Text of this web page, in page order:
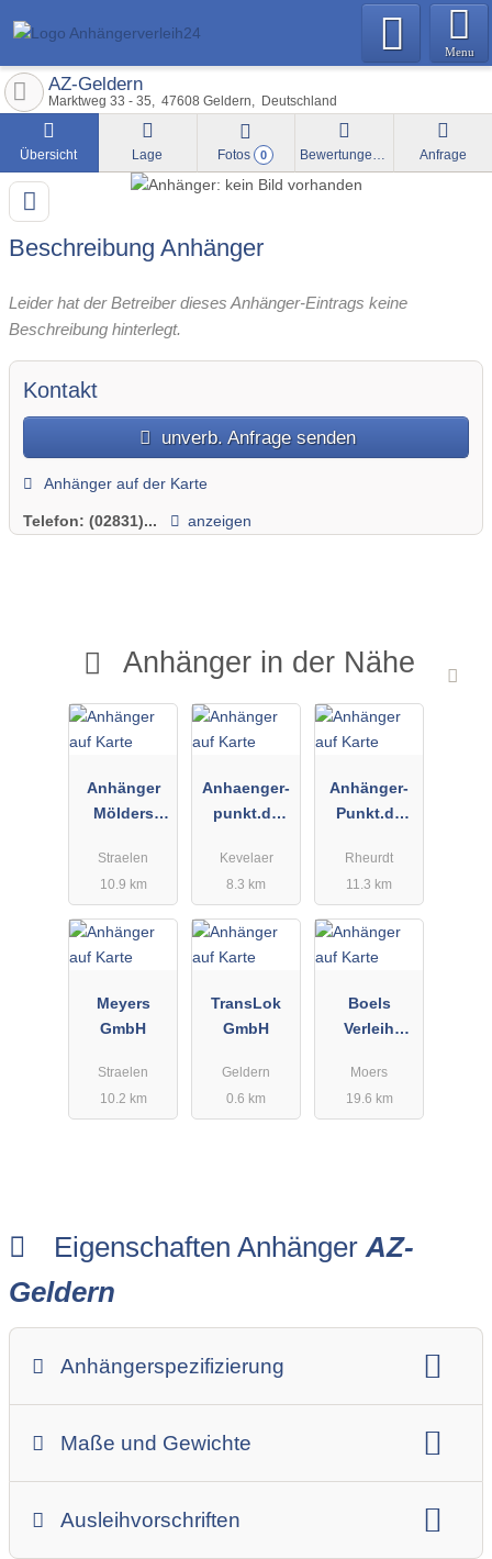
Menu
AZ-Geldern
Marktweg 33 - 35 47608 Geldern Deutschland
Übersicht Lage Fotos 0 Bewertungen Anfrage
Beschreibung Anhänger
Leider hat der Betreiber dieses Anhänger-Eintrags keine
Beschreibung hinterlegt.
Kontakt
unverb. Anfrage senden
Anhänger auf der Karte
Telefon: (02831)... anzeigen
Anhänger in der Nähe
Anhänger
Mölders
Straelen
10.9 km
Anhaenger-
punkt.de
Pauk
Kevelaer
8.3 km
Anhänger-
Punkt.de
Pauk PKW-
Anhängerser
Rheurdt
11.3 km
Meyers
GmbH
Straelen
10.2 km
TransLok
GmbH
Geldern
0.6 km
Boels
Verleih
Moers
19.6 km
Eigenschaften Anhänger AZ-
Geldern
Anhängerspezifizierung
Maße und Gewichte
Ausleihvorschriften